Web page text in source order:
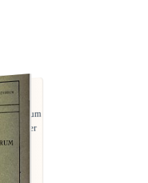
Annalium
Liber